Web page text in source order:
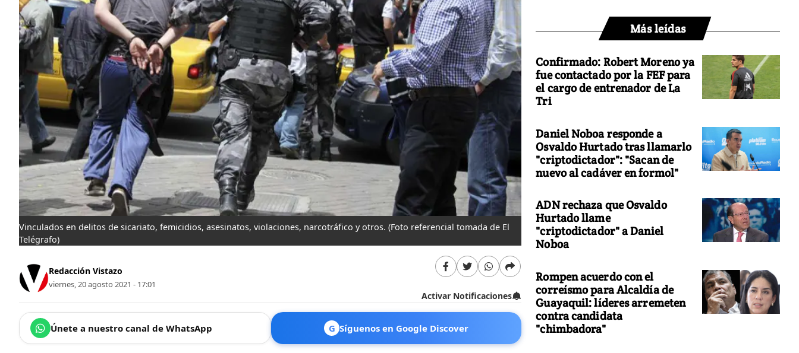
Vinculados en delitos de sicariato, femicidios, asesinatos, violaciones, narcotráfico y otros. (Foto referencial tomada de El
Telégrafo)
Redacción Vistazo
viernes, 20 agosto 2021 - 17:01
Activar Notificaciones
Únete a nuestro canal de WhatsApp G Síguenos en Google Discover
Más leídas
Confirmado: Robert Moreno ya
fue contactado por la FEF para
el cargo de entrenador de La
Tri
Daniel Noboa responde a
Osvaldo Hurtado tras llamarlo
"criptodictador": "Sacan de
nuevo al cadáver en formol"
ADN rechaza que Osvaldo
Hurtado llame
"criptodictador" a Daniel
Noboa
Rompen acuerdo con el
correísmo para Alcaldía de
Guayaquil: líderes arremeten
contra candidata
"chimbadora"